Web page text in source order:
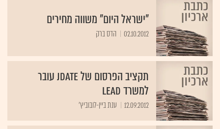
"ישראל היום" משווה מחירים
02.10.2012 הדס ברק
תקציב הפרסום של JDATE עובר
למשרד LEAD
12.09.2012 ענת ביין-לובוביץ'